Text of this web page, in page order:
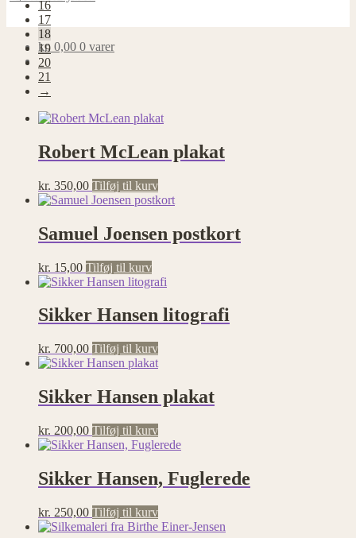
kr. 0,00 0 varer
16
17
18
19
20
21
→
Robert McLean plakat
kr. 350,00 Tilføj til kurv
Samuel Joensen postkort
kr. 15,00 Tilføj til kurv
Sikker Hansen litografi
kr. 700,00 Tilføj til kurv
Sikker Hansen plakat
kr. 200,00 Tilføj til kurv
Sikker Hansen, Fuglerede
kr. 250,00 Tilføj til kurv